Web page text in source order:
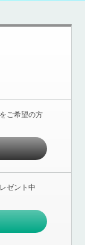
ご希望の方
ゼント中